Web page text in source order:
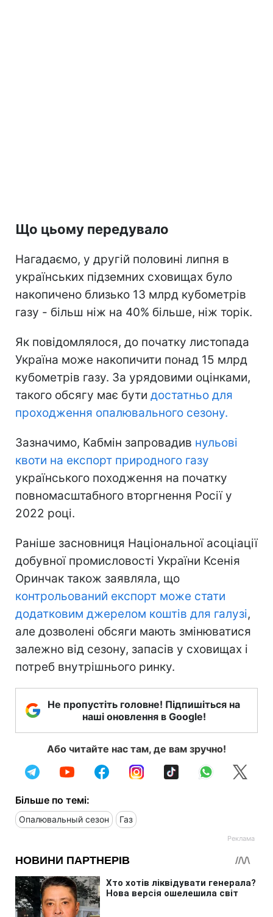
Що цьому передувало
Нагадаємо, у другій половині липня в
українських підземних сховищах було
накопичено близько 13 млрд кубометрів
газу - більш ніж на 40% більше, ніж торік.
Як повідомлялося, до початку листопада
Україна може накопичити понад 15 млрд
кубометрів газу. За урядовими оцінками,
такого обсягу має бути достатньо для
проходження опалювального сезону.
Зазначимо, Кабмін запровадив нульові
квоти на експорт природного газу
українського походження на початку
повномасштабного вторгнення Росії у
2022 році.
Раніше засновниця Національної асоціації
добувної промисловості України Ксенія
Оринчак також заявляла, що
контрольований експорт може стати
додатковим джерелом коштів для галузі,
але дозволені обсяги мають змінюватися
залежно від сезону, запасів у сховищах і
потреб внутрішнього ринку.
Не пропустіть головне! Підпишіться на
наші оновлення в Google!
Або читайте нас там, де вам зручно!
Більше по темі:
Опалювальный сезон Газ